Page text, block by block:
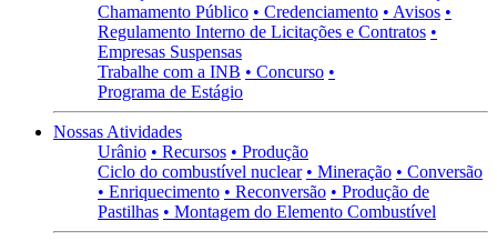
Chamamento Público • Credenciamento • Avisos •
Regulamento Interno de Licitações e Contratos •
Empresas Suspensas
Trabalhe com a INB • Concurso •
Programa de Estágio
Nossas Atividades
Urânio • Recursos • Produção
Ciclo do combustível nuclear • Mineração • Conversão
• Enriquecimento • Reconversão • Produção de
Pastilhas • Montagem do Elemento Combustível